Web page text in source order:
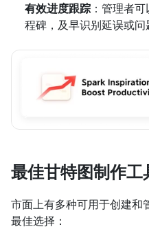
有效进度跟踪 ：管理者
程碑，及早识别延误或问
最佳甘特图制作工
市面上有多种可用于创建和
最佳选择：